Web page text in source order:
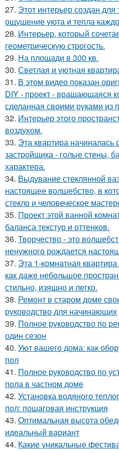
27. Этот интерьер создан для
ощущение уюта и тепла
28. Интерьер, который
геометрическую строгость.
29. На площади в 300 кв.
30. Светлая и уютная
31. В этом видео показан
DIY - проект - вращающаяся
сделанная своими руками из
32. Интерьер этого
воздухом.
33. Эта квартира начиналась
застройщика - голые стены,
характера.
34. Выдувание стеклянной
настоящее волшебство, в
стекло и человеческое
35. Проект этой ванной
баланса текстур и оттенков.
36. Творчество - это
ненужного рождается
37. Эта 1-комнатная
как даже небольшое
стильно, изящно и легко.
38. Ремонт в старом доме
руководство для начинающих
39. Полное руководство по
один сезон
40. Уют вашего дома: как
пол
41. Полное руководство по
пола в частном доме
42. Установка водяного
пол: пошаговая инструкция
43. Оптимальная высота
идеальный вариант
44. Какие уникальные